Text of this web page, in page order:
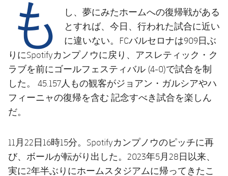
順位表
スケジュール
チケット
結果
順位表
も
し、夢にみたホームへの復帰戦がある
とすれば、今日、行われた試合に近い
に違いない。FCバルセロナは909日ぶ
りにSpotifyカンプノウに戻り、アスレティック・ク
ラブを前にゴールフェスティバル (4-0)で試合を制
した。 45.157人もの観客がジョアン・ガルシアやハ
フィーニャの復帰を含む 記念すべき試合を楽しん
だ。
11月22日16時15分。Spotifyカンプノウのピッチに再
び、ボールが転がり出した。2023年5月28日以来、
実に2年半ぶりにホームスタジアムに帰ってきたこ